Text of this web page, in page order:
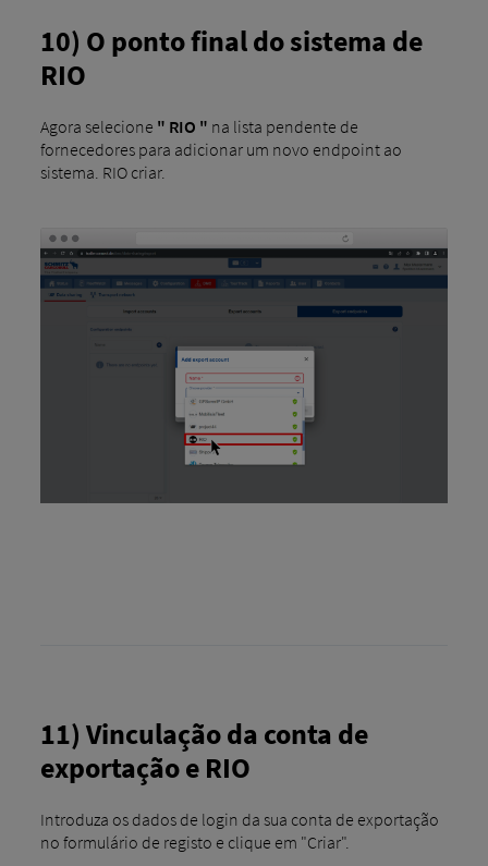
10) O ponto final do sistema de
RIO
Agora selecione " RIO " na lista pendente de
fornecedores para adicionar um novo endpoint ao
sistema. RIO criar.
11) Vinculação da conta de
exportação e RIO
Introduza os dados de login da sua conta de exportação
no formulário de registo e clique em "Criar".